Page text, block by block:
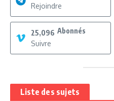
Rejoindre
25,096 Abonnés
Suivre
Liste des sujets